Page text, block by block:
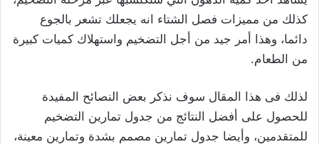
كذلك من مميزات فصل الشتاء انه يجعلك تشعر بالجوع
دائما، وهذا أمر جيد من أجل التضخيم واستهلاك كميات كبيرة
من الطعام.
لذلك فى هذا المقال سوف نذكر بعض النصائح المفيدة
للحصول على أفضل النتائج من جدول تمارين التضخيم
للمتقدمين، وأيضا جدول تمارين مصمم بشدة وتمارين معينة،